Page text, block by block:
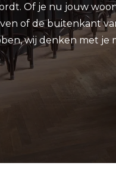
Of je nu jouw
of de buitenkant
wij denken met je